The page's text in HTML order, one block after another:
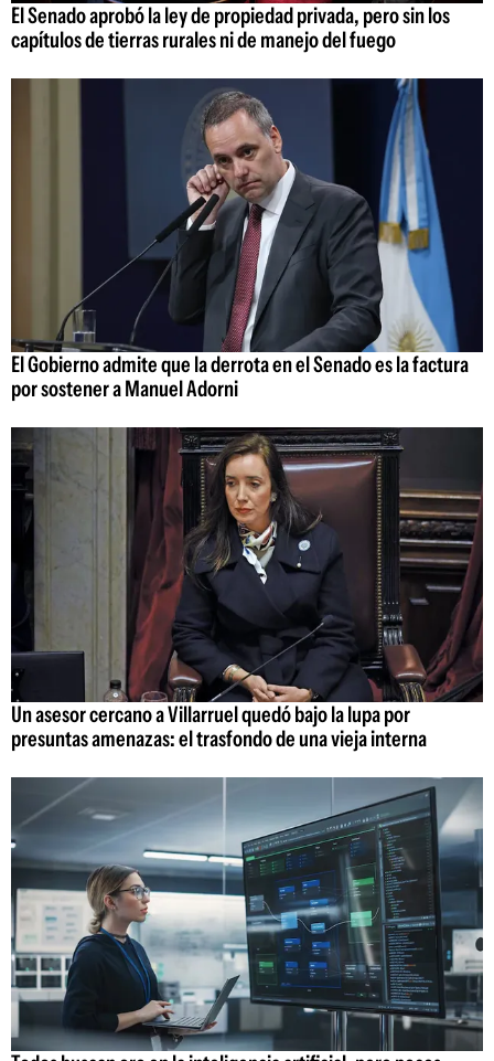
El Senado aprobó la ley de propiedad privada, pero sin los
capítulos de tierras rurales ni de manejo del fuego
El Gobierno admite que la derrota en el Senado es la factura
por sostener a Manuel Adorni
Un asesor cercano a Villarruel quedó bajo la lupa por
presuntas amenazas: el trasfondo de una vieja interna